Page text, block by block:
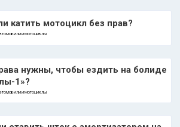
катить мотоцикл без прав?
И МОТОЦИКЛЫ
нужны, чтобы ездить на болиде
1»?
И МОТОЦИКЛЫ